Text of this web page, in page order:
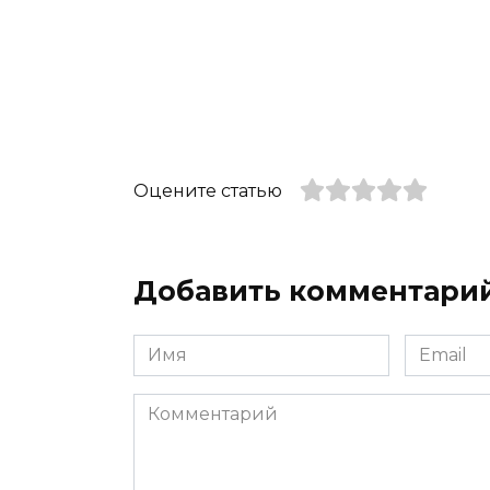
Оцените статью
Добавить
Имя
*
Email
*
Комментарий